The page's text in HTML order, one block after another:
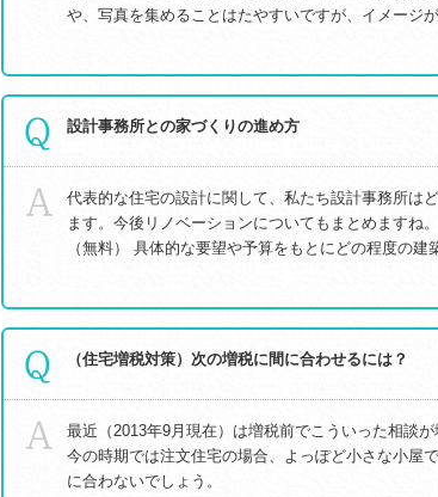
や、写真を集めることはたやすいですが、イメージ
設計事務所との家づくりの進め方
代表的な住宅の設計に関して、私たち設計事務所は
ます。今後リノベーションについてもまとめますね
（無料） 具体的な要望や予算をもとにどの程度の建
（住宅増税対策）次の増税に間に合わせるには？
最近（2013年9月現在）は増税前でこういった相談が
今の時期では注文住宅の場合、よっぽど小さな小屋
に合わないでしょう。